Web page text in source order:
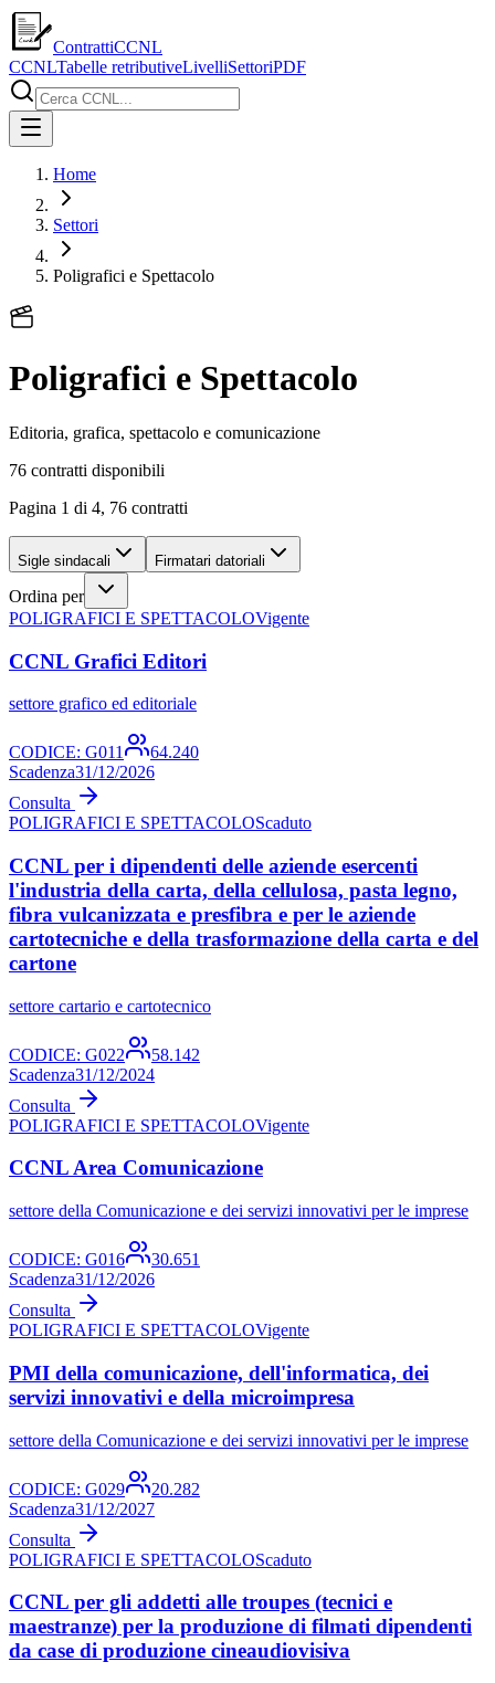
ContrattiCCNL
CCNLTabelle retributiveLivelliSettoriPDF
Home
Settori
Poligrafici e Spettacolo
Poligrafici e Spettacolo
Editoria, grafica, spettacolo e comunicazione
76 contratti disponibili
Pagina 1 di 4, 76 contratti
Sigle sindacali Firmatari datoriali
Ordina per
POLIGRAFICI E SPETTACOLOVigente
CCNL Grafici Editori
settore grafico ed editoriale
CODICE: G011
64.240
Scadenza31/12/2026
Consulta
POLIGRAFICI E SPETTACOLOScaduto
CCNL per i dipendenti delle aziende esercenti
l'industria della carta, della cellulosa, pasta legno,
fibra vulcanizzata e presfibra e per le aziende
cartotecniche e della trasformazione della carta e del
cartone
settore cartario e cartotecnico
CODICE: G022
58.142
Scadenza31/12/2024
Consulta
POLIGRAFICI E SPETTACOLOVigente
CCNL Area Comunicazione
settore della Comunicazione e dei servizi innovativi per le imprese
CODICE: G016
30.651
Scadenza31/12/2026
Consulta
POLIGRAFICI E SPETTACOLOVigente
PMI della comunicazione, dell'informatica, dei
servizi innovativi e della microimpresa
settore della Comunicazione e dei servizi innovativi per le imprese
CODICE: G029
20.282
Scadenza31/12/2027
Consulta
POLIGRAFICI E SPETTACOLOScaduto
CCNL per gli addetti alle troupes (tecnici e
maestranze) per la produzione di filmati dipendenti
da case di produzione cineaudiovisiva